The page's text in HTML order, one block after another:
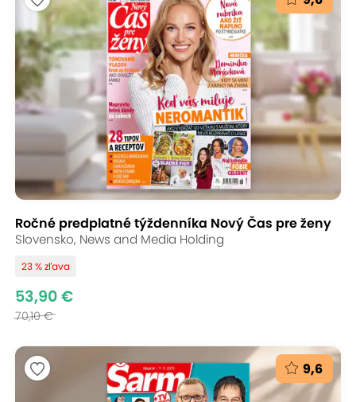
Ročné predplatné týždenníka Nový Čas pre ženy
Slovensko, News and Media Holding
23 % zľava
53,90 €
70,10 €
9,6